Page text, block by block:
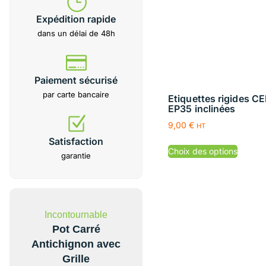
Expédition rapide
dans un délai de 48h
Paiement sécurisé
par carte bancaire
Satisfaction
garantie
Incontournable
Pot Carré
Antichignon avec
Grille
Etiquettes rigides
EP35 inclinées
9,00 € HT
Choix des options